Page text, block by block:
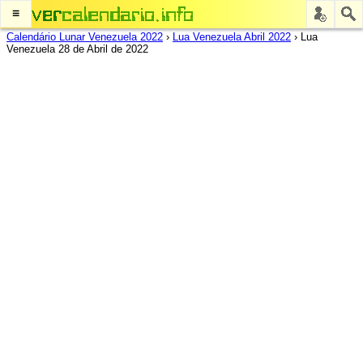
≡
Calendário Lunar Venezuela 2022 › Lua Venezuela Abril 2022 › Lua
Venezuela 28 de Abril de 2022